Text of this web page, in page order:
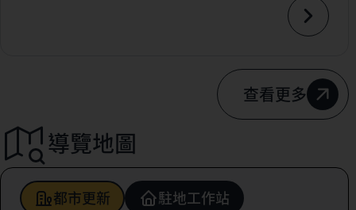
查看更多
導覽地圖
都市更新
駐地工作站